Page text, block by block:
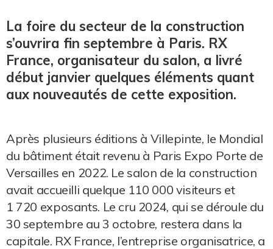
La foire du secteur de la construction
s’ouvrira fin septembre à Paris. RX
France, organisateur du salon, a livré
début janvier quelques éléments quant
aux nouveautés de cette exposition.
Après plusieurs éditions à Villepinte, le Mondial
du bâtiment était revenu à Paris Expo Porte de
Versailles en 2022. Le salon de la construction
avait accueilli quelque 110 000 visiteurs et
1 720 exposants. Le cru 2024, qui se déroule du
30 septembre au 3 octobre, restera dans la
capitale. RX France, l’entreprise organisatrice, a